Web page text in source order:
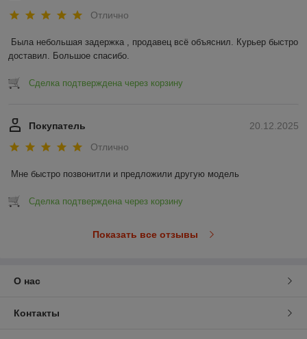
Отлично
Была небольшая задержка , продавец всё объяснил. Курьер быстро
доставил. Большое спасибо.
Сделка подтверждена через корзину
20.12.2025
Покупатель
Отлично
Мне быстро позвонитли и предложили другую модель
Сделка подтверждена через корзину
Показать все отзывы
О нас
Контакты